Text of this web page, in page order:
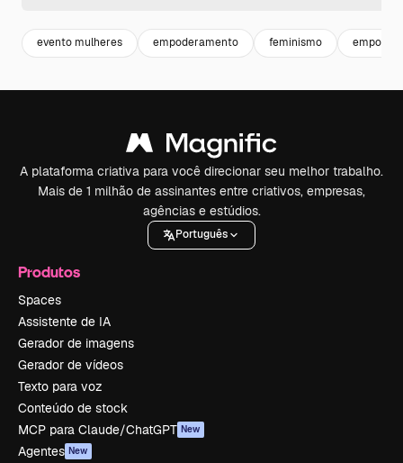
evento mulheres empoderamento feminismo
A plataforma criativa para você direcionar seu melhor trabalho.
Mais de 1 milhão de assinantes entre criativos, empresas,
agências e estúdios.
Português
Produtos
Spaces
Assistente de IA
Gerador de imagens
Gerador de vídeos
Texto para voz
Conteúdo de stock
MCP para Claude/ChatGPT New
Agentes New